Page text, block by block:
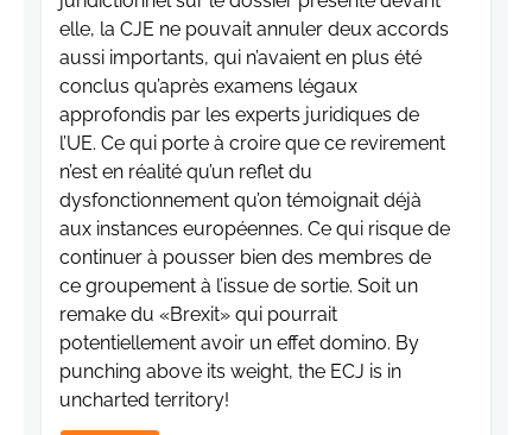
elle, la CJE ne pouvait annuler deux accords
aussi importants, qui n’avaient en plus été
conclus qu’après examens légaux
approfondis par les experts juridiques de
l’UE. Ce qui porte à croire que ce revirement
n’est en réalité qu’un reflet du
dysfonctionnement qu’on témoignait déjà
aux instances européennes. Ce qui risque de
continuer à pousser bien des membres de
ce groupement à l’issue de sortie. Soit un
remake du «Brexit» qui pourrait
potentiellement avoir un effet domino. By
punching above its weight, the ECJ is in
uncharted territory!